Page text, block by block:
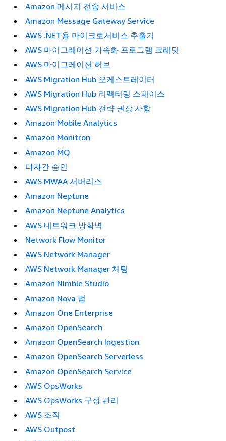
Amazon 메시지 전송 서비스
Amazon Message Gateway Service
AWS .NET용 마이크로서비스 추출기
AWS 마이그레이션 가속화 프로그램 크레딧
AWS 마이그레이션 허브
AWS Migration Hub 오케스트레이터
AWS Migration Hub 리팩터링 스페이스
AWS Migration Hub 전략 권장 사항
Amazon Mobile Analytics
Amazon Monitron
Amazon MQ
다자간 승인
AWS MWAA 서버리스
Amazon Neptune
Amazon Neptune Analytics
AWS 네트워크 방화벽
Network Flow Monitor
AWS Network Manager
AWS Network Manager 채팅
Amazon Nimble Studio
Amazon Nova 법
Amazon One Enterprise
Amazon OpenSearch
Amazon OpenSearch Ingestion
Amazon OpenSearch Serverless
Amazon OpenSearch Service
AWS OpsWorks
AWS OpsWorks 구성 관리
AWS 조직
AWS Outpost